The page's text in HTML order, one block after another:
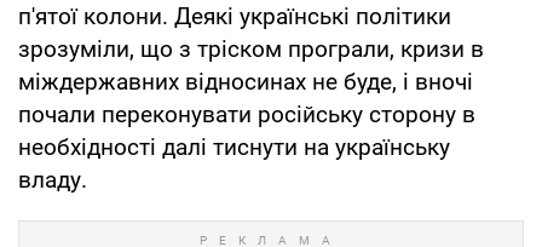
п'ятої колони. Деякі українські політики
зрозуміли, що з тріском програли, кризи в
міждержавних відносинах не буде, і вночі
почали переконувати російську сторону в
необхідності далі тиснути на українську
владу.